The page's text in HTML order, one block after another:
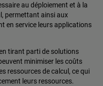
au déploiement et à la
permettant ainsi aux
en service leurs applications
tirant parti de solutions
minimiser les coûts
ressources de calcul, ce qui
leurs ressources.